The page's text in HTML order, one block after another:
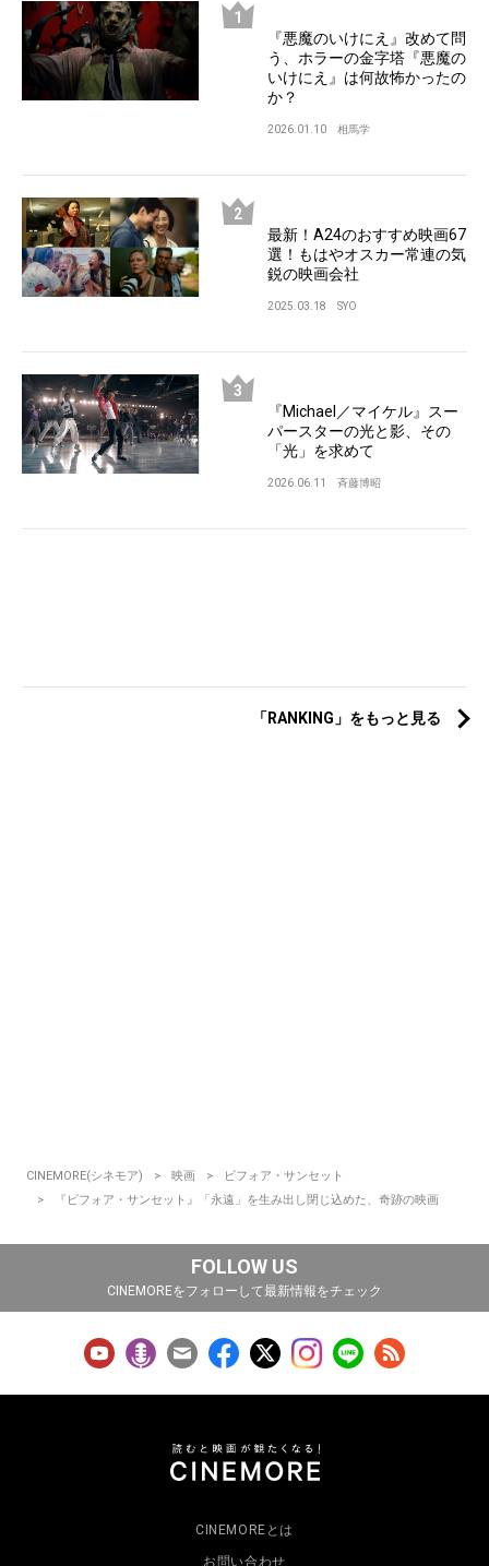
『悪魔のいけにえ』改めて問
う、ホラーの金字塔『悪魔の
いけにえ』は何故怖かったの
か？
2026.01.10 相馬学
最新！A24のおすすめ映画67
選！もはやオスカー常連の気
鋭の映画会社
2025.03.18 SYO
『Michael／マイケル』スー
パースターの光と影、その
「光」を求めて
2026.06.11 斉藤博昭
「RANKING」をもっと見る
CINEMORE(シネモア) 映画
ビフォア・サンセット
『ビフォア・サンセット』「永遠」を生み出し閉じ込めた、奇跡の映画
FOLLOW US
CINEMOREをフォローして最新情報をチェック
CINEMOREとは
お問い合わせ